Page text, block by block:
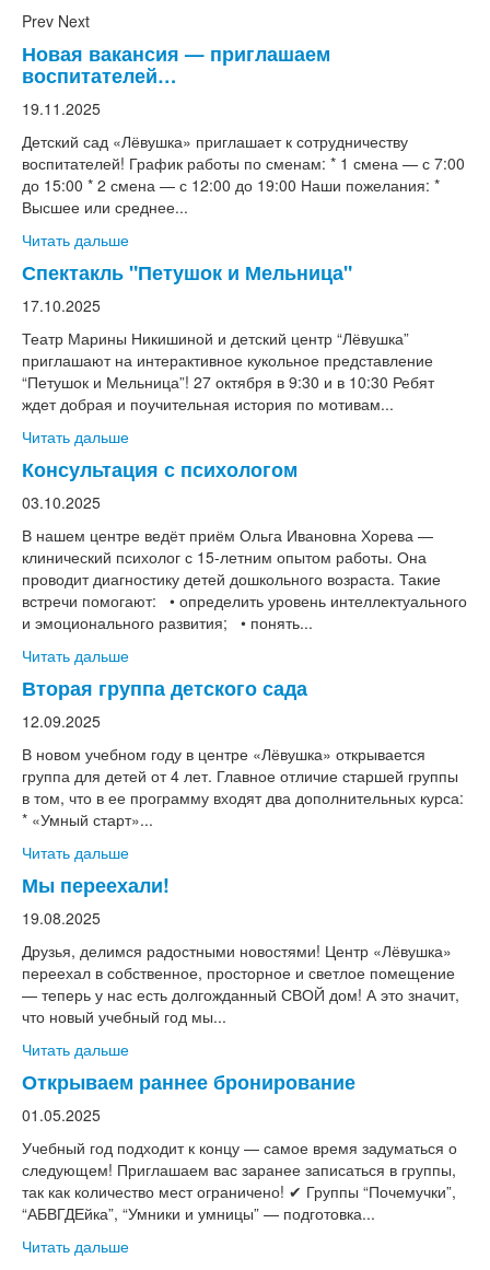
Prev Next
Новая вакансия — приглашаем
воспитателей…
19.11.2025
Детский сад «Лёвушка» приглашает к сотрудничеству
воспитателей! График работы по сменам: * 1 смена — с 7:00
до 15:00 * 2 смена — с 12:00 до 19:00 Наши пожелания: *
Высшее или среднее...
Читать дальше
Спектакль "Петушок и Мельница"
17.10.2025
Театр Марины Никишиной и детский центр “Лёвушка”
приглашают на интерактивное кукольное представление
“Петушок и Мельница”! 27 октября в 9:30 и в 10:30 Ребят
ждет добрая и поучительная история по мотивам...
Читать дальше
Консультация с психологом
03.10.2025
В нашем центре ведёт приём Ольга Ивановна Хорева —
клинический психолог с 15-летним опытом работы. Она
проводит диагностику детей дошкольного возраста. Такие
встречи помогают: • определить уровень интеллектуального
и эмоционального развития; • понять...
Читать дальше
Вторая группа детского сада
12.09.2025
В новом учебном году в центре «Лёвушка» открывается
группа для детей от 4 лет. Главное отличие старшей группы
в том, что в ее программу входят два дополнительных курса:
* «Умный старт»...
Читать дальше
Мы переехали!
19.08.2025
Друзья, делимся радостными новостями! Центр «Лёвушка»
переехал в собственное, просторное и светлое помещение
— теперь у нас есть долгожданный СВОЙ дом! А это значит,
что новый учебный год мы...
Читать дальше
Открываем раннее бронирование
01.05.2025
Учебный год подходит к концу — самое время задуматься о
следующем! Приглашаем вас заранее записаться в группы,
так как количество мест ограничено! ✔ Группы “Почемучки”,
“АБВГДЕйка”, “Умники и умницы” — подготовка...
Читать дальше